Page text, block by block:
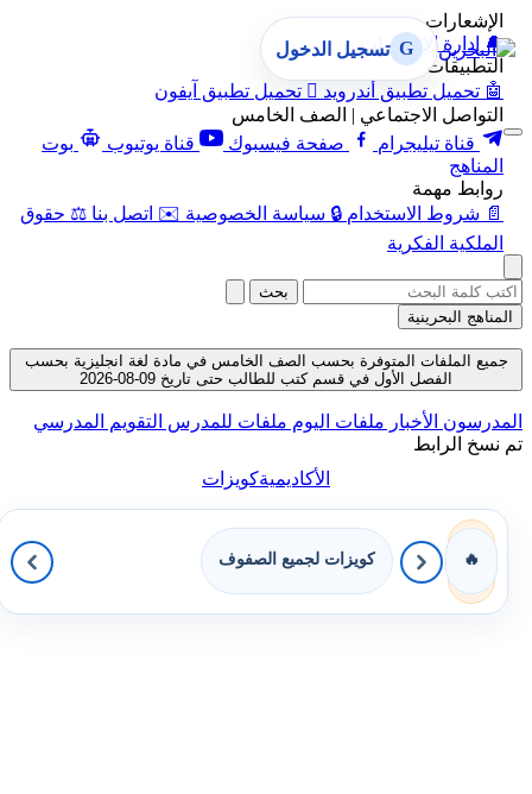
الإشعارات
🔔 إدارة الإشعارات
التطبيقات
🤖 تحميل تطبيق أندرويد  تحميل تطبيق آيفون
التواصل الاجتماعي | الصف الخامس
قناة تيليجرام
صفحة فيسبوك قناة يوتيوب
بوت
المناهج
روابط مهمة
📄 شروط الاستخدام 🔒 سياسة الخصوصية ✉️ اتصل بنا ⚖️ حقوق
الملكية الفكرية
G تسجيل الدخول
بحث
المناهج البحرينية
جميع الملفات المتوفرة بحسب الصف الخامس في مادة لغة انجليزية بحسب
الفصل الأول في قسم كتب للطالب حتى تاريخ 09-08-2026
المدرسون الأخبار ملفات اليوم ملفات للمدرس التقويم المدرسي
تم نسخ الرابط
الأكاديميةكويزات
🔥 كويزات لجميع الصفوف